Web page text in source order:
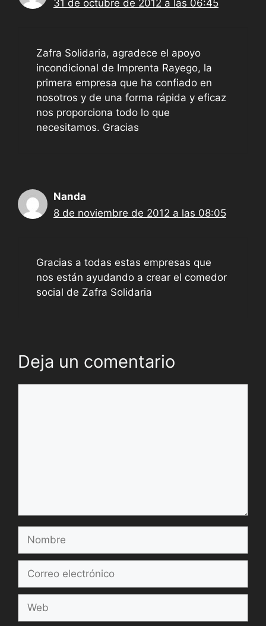
31 de octubre de 2012 a las 06:45
Zafra Solidaria, agradece el apoyo
incondicional de Imprenta Rayego, la
primera empresa que ha confiado en
nosotros y de una forma rápida y eficaz
nos proporciona todo lo que
necesitamos. Gracias
Nanda
8 de noviembre de 2012 a las 08:05
Gracias a todas estas empresas que
nos están ayudando a crear el comedor
social de Zafra Solidaria
Deja un comentario
electrónico